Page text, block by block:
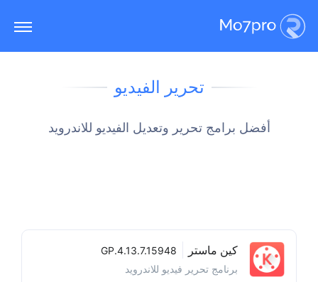
تحرير الفيديو
أفضل برامج تحرير وتعديل الفيديو للاندرويد
كين ماستر
4.13.7.15948.GP
برنامج تحرير فيديو للاندرويد